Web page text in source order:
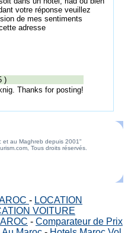
votre réponse veuillez
de mes sentiments
adresse
)
Thanks for posting!
et au Maghreb depuis 2001"
Tous droits réservés.
- LOCATION
VOITURE
- Comparateur de Prix